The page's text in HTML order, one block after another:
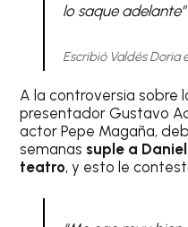
lo saque adelante”
Escribió Valdés Doria
A la controversia sobre
presentador Gustavo
actor Pepe Magaña,
semanas suple a
teatro, y esto le